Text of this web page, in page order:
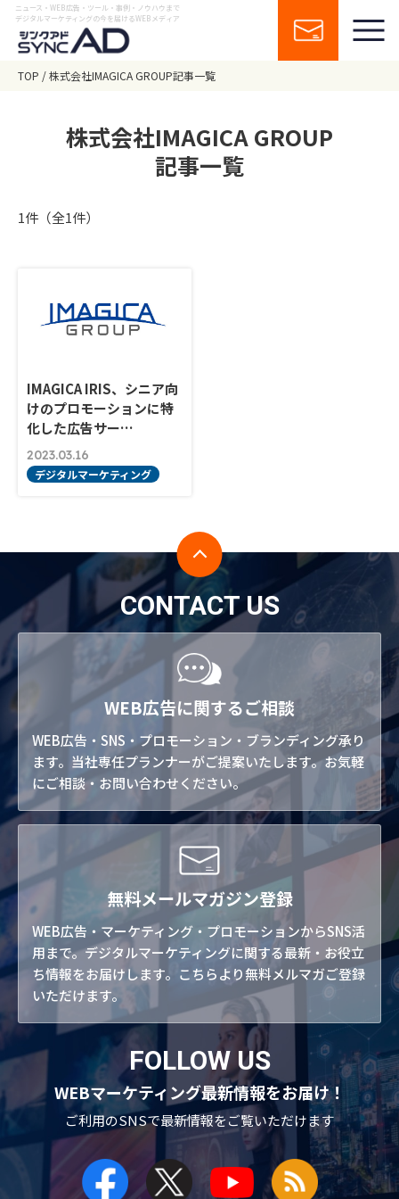
ニュース・WEB広告・ツール・事例・ノウハウまで
デジタルマーケティングの今を届けるWEBメディア
TOP 株式会社IMAGICA GROUP記事一覧
株式会社IMAGICA GROUP
記事一覧
1件（全1件）
IMAGICA IRIS、シニア向
けのプロモーションに特
化した広告サー…
2023.03.16
デジタルマーケティング
CONTACT US
WEB広告に関するご相談
WEB広告・SNS・プロモーション・ブランディング承り
ます。当社専任プランナーがご提案いたします。お気軽
にご相談・お問い合わせください。
無料メールマガジン登録
WEB広告・マーケティング・プロモーションからSNS活
用まで。デジタルマーケティングに関する最新・お役立
ち情報をお届けします。こちらより無料メルマガご登録
いただけます。
FOLLOW US
WEBマーケティング最新情報をお届け！
ご利用のSNSで最新情報をご覧いただけます